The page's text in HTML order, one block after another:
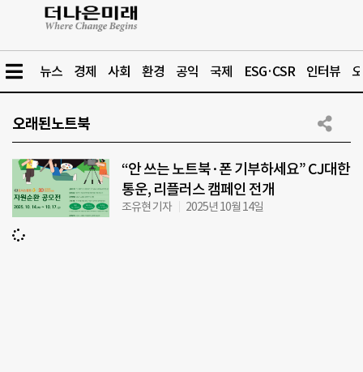
뉴스 경제 사회 환경 공익 국제 ESG·CSR 인터뷰
오래된노트북
“안 쓰는 노트북·폰 기부하세요” CJ대한
통운, 리플러스 캠페인 전개
조유현 기자 2025년 10월 14일